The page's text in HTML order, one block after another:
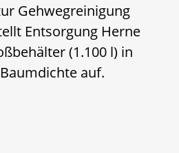
Gehwegreinigung
Entsorgung Herne
(1.100 l) in
auf.